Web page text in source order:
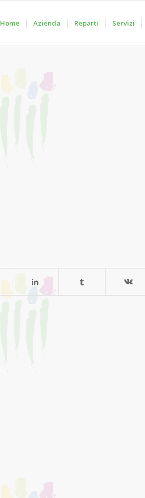
Home Azienda Reparti Servizi